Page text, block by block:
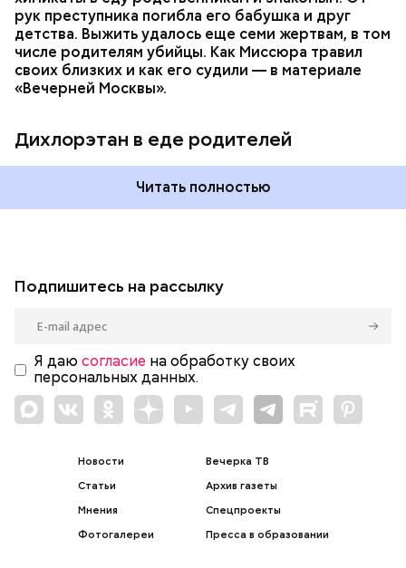
рук преступника погибла его бабушка и друг
детства. Выжить удалось еще семи жертвам, в том
числе родителям убийцы. Как Миссюра травил
своих близких и как его судили — в материале
«Вечерней Москвы».
Дихлорэтан в еде родителей
Читать полностью
Подпишитесь на рассылку
Я даю согласие на обработку своих
персональных данных.
Новости
Статьи
Мнения
Фотогалереи
Вечерка ТВ
Архив газеты
Спецпроекты
Пресса в образовании